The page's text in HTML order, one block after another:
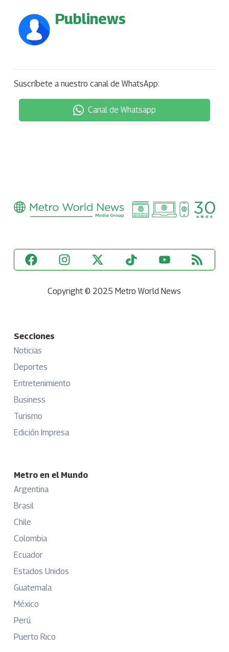
Publinews
Suscríbete a nuestro canal de WhatsApp:
Canal de Whatsapp
Copyright © 2025 Metro World News
Secciones
Noticias
Deportes
Entretenimiento
Business
Turismo
Edición Impresa
Metro en el Mundo
Argentina
Brasil
Chile
Colombia
Ecuador
Estados Unidos
Guatemala
México
Perú
Puerto Rico